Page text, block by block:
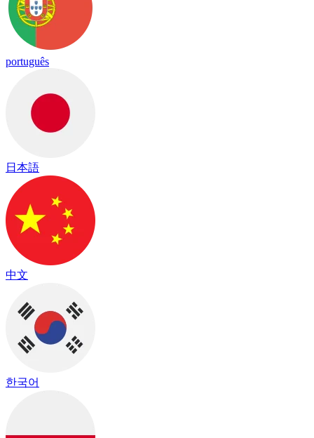
português
日本語
中文
한국어